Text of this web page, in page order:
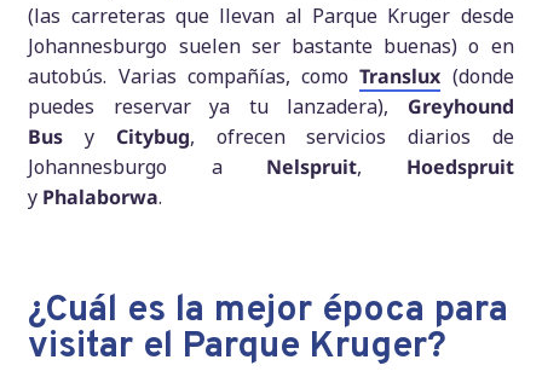
(las carreteras que llevan al Parque Kruger desde
Johannesburgo suelen ser bastante buenas) o en
autobús. Varias compañías, comoTranslux (donde
puedes reservar ya tu lanzadera), Greyhound
Busy Citybug, ofrecen servicios diarios de
Johannesburgo a Nelspruit, Hoedspruit
y Phalaborwa.
¿Cuál es la mejor época para
visitar el Parque Kruger?